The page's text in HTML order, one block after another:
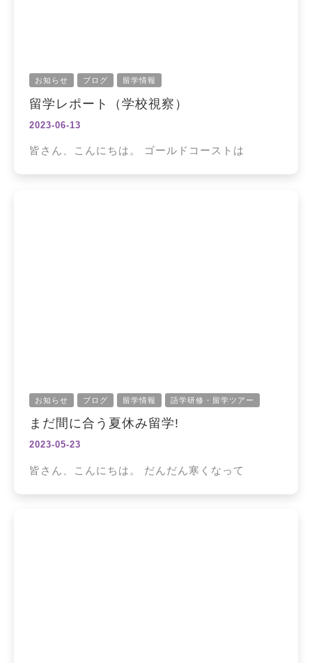
お知らせ ブログ 留学情報
留学レポート（学校視察）
2023-06-13
皆さん、こんにちは。 ゴールドコーストは
お知らせ ブログ 留学情報 語学研修・留学ツアー
まだ間に合う夏休み留学!
2023-05-23
皆さん、こんにちは。 だんだん寒くなって